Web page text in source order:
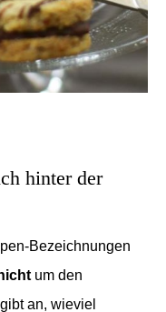
hinter der
Bezeichnungen
um den
an, wieviel